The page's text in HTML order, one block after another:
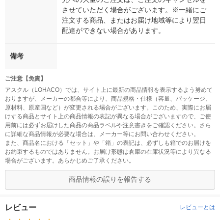
させていただく場合がございます。※一緒にご
注文する商品、またはお届け地域等により翌日
配達ができない場合があります。
備考
ご注意【免責】
アスクル（LOHACO）では、サイト上に最新の商品情報を表示するよう努めて
おりますが、メーカーの都合等により、商品規格・仕様（容量、パッケージ、
原材料、原産国など）が変更される場合がございます。このため、実際にお届
けする商品とサイト上の商品情報の表記が異なる場合がございますので、ご使
用前には必ずお届けした商品の商品ラベルや注意書きをご確認ください。さら
に詳細な商品情報が必要な場合は、メーカー等にお問い合わせください。
また、商品名における「セット」や「箱」の表記は、必ずしも箱でのお届けを
お約束するものではありません。お届け形態は倉庫の在庫状況等により異なる
場合がございます。あらかじめご了承ください。
商品情報の誤りを報告する
レビュー レビューとは